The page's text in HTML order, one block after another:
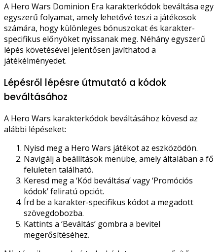
A Hero Wars Dominion Era karakterkódok beváltása egy
egyszerű folyamat, amely lehetővé teszi a játékosok
számára, hogy különleges bónuszokat és karakter-
specifikus előnyöket nyissanak meg. Néhány egyszerű
lépés követésével jelentősen javíthatod a
játékélményedet.
Lépésről lépésre útmutató a kódok
beváltásához
A Hero Wars karakterkódok beváltásához kövesd az
alábbi lépéseket:
Nyisd meg a Hero Wars játékot az eszközödön.
Navigálj a beállítások menübe, amely általában a fő
felületen található.
Keresd meg a ‘Kód beváltása’ vagy ‘Promóciós
kódok’ feliratú opciót.
Írd be a karakter-specifikus kódot a megadott
szövegdobozba.
Kattints a ‘Beváltás’ gombra a bevitel
megerősítéséhez.